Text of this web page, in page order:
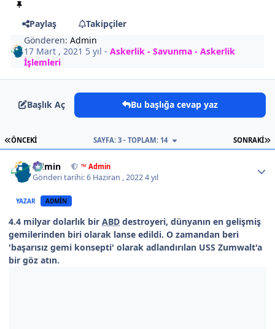
Paylaş
Takipçiler
Gönderen:Admin
17 Mart , 2021 5 yıl -Askerlik - Savunma - Askerlik
İşlemleri
Başlık Aç Bu başlığa cevap yaz
İLK SAYFA
ÖNCEKI SONRAKI
SAYFA: 3 - TOPLAM: 14
Admin ™ Admin
Gönderi tarihi:6 Haziran , 20224 yıl
YAZAR ADMIN
4.4 milyar dolarlık bir ABD destroyeri, dünyanın en gelişmiş
gemilerinden biri olarak lanse edildi. O zamandan beri
'başarısız gemi konsepti' olarak adlandırılan USS Zumwalt'a
bir göz atın.